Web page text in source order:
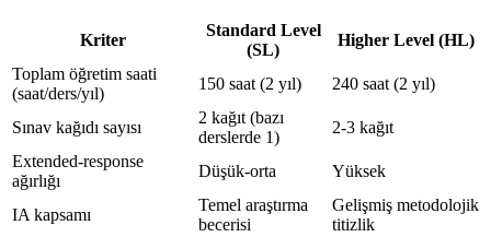
Kriter
Standard Level
(SL)
Higher Level (HL)
Toplam öğretim saati
(saat/ders/yıl)
150 saat (2 yıl) 240 saat (2 yıl)
Sınav kağıdı sayısı
2 kağıt (bazı
derslerde 1)
2-3 kağıt
Extended-response
ağırlığı
Düşük-orta Yüksek
IA kapsamı
Temel araştırma
becerisi
Gelişmiş metodolojik
titizlik